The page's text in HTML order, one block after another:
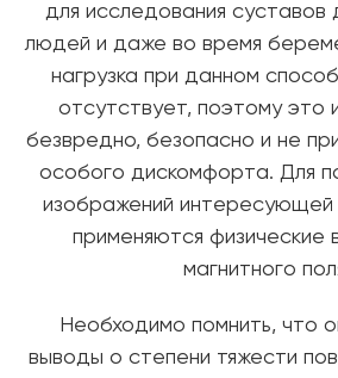
для исследования суставов
людей и даже во время
нагрузка при данном
отсутствует, поэтому это
безвредно, безопасно и не
особого дискомфорта. Для
изображений интересующей
применяются физические
магнитного
Необходимо помнить, что
выводы о степени тяжести